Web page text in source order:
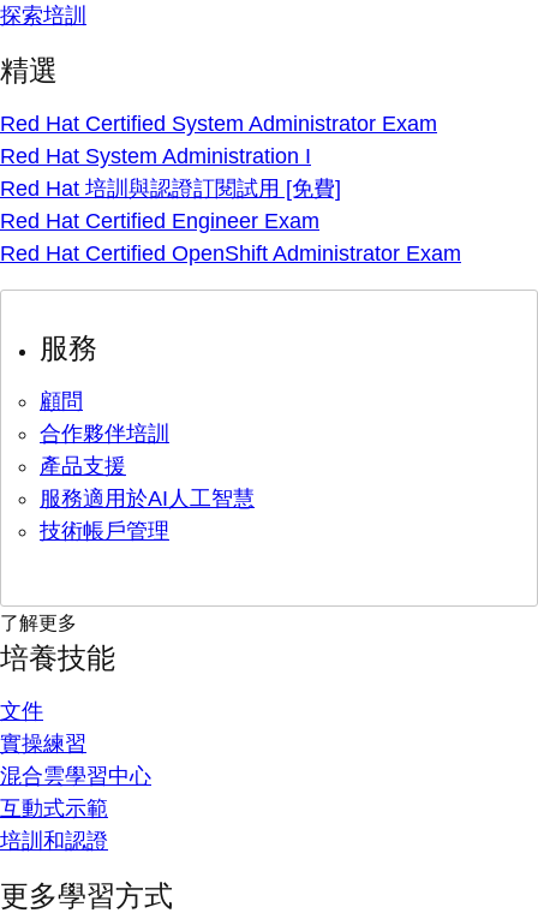
探索培訓
精選
Red Hat Certified System Administrator Exam
Red Hat System Administration I
Red Hat 培訓與認證訂閱試用 [免費]
Red Hat Certified Engineer Exam
Red Hat Certified OpenShift Administrator Exam
服務
顧問
合作夥伴培訓
產品支援
服務適用於AI人工智慧
技術帳戶管理
了解更多
培養技能
文件
實操練習
混合雲學習中心
互動式示範
培訓和認證
更多學習方式